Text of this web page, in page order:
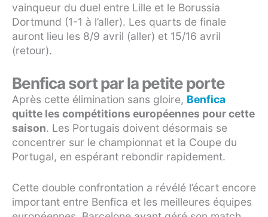
vainqueur du duel entre Lille et le Borussia
Dortmund (1-1 à l’aller). Les quarts de finale
auront lieu les 8/9 avril (aller) et 15/16 avril
(retour).
Benfica sort par la petite porte
Après cette élimination sans gloire, Benfica
quitte les compétitions européennes pour cette
saison. Les Portugais doivent désormais se
concentrer sur le championnat et la Coupe du
Portugal, en espérant rebondir rapidement.
Cette double confrontation a révélé l’écart encore
important entre Benfica et les meilleures équipes